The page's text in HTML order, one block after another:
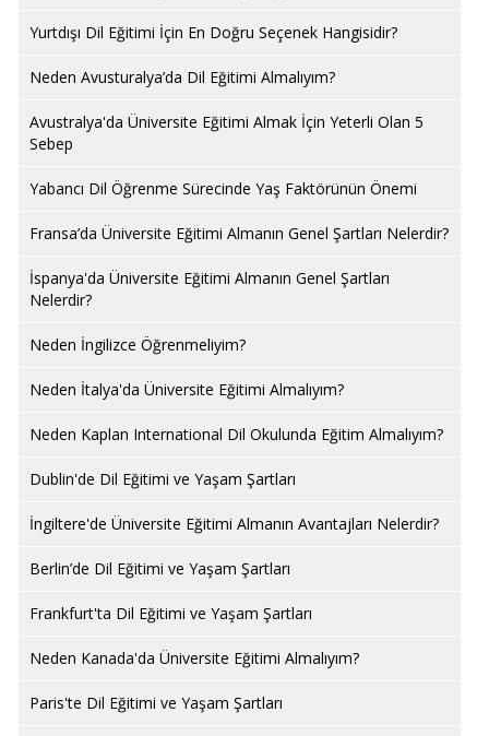
Yurtdışı Dil Eğitimi İçin En Doğru Seçenek Hangisidir?
Neden Avusturalya’da Dil Eğitimi Almalıyım?
Avustralya'da Üniversite Eğitimi Almak İçin Yeterli Olan 5
Sebep
Yabancı Dil Öğrenme Sürecinde Yaş Faktörünün Önemi
Fransa’da Üniversite Eğitimi Almanın Genel Şartları Nelerdir?
İspanya'da Üniversite Eğitimi Almanın Genel Şartları
Nelerdir?
Neden İngilizce Öğrenmeliyim?
Neden İtalya'da Üniversite Eğitimi Almalıyım?
Neden Kaplan International Dil Okulunda Eğitim Almalıyım?
Dublin'de Dil Eğitimi ve Yaşam Şartları
İngiltere'de Üniversite Eğitimi Almanın Avantajları Nelerdir?
Berlin’de Dil Eğitimi ve Yaşam Şartları
Frankfurt'ta Dil Eğitimi ve Yaşam Şartları
Neden Kanada'da Üniversite Eğitimi Almalıyım?
Paris'te Dil Eğitimi ve Yaşam Şartları